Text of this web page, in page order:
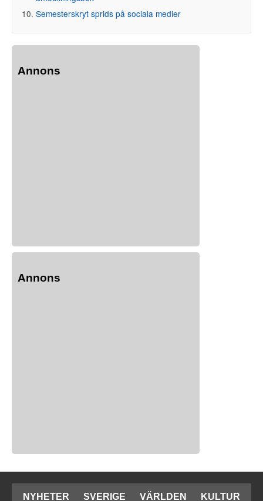
Semesterskryt sprids på sociala medier
Annons
Annons
NYHETER SVERIGE VÄRLDEN KULTUR